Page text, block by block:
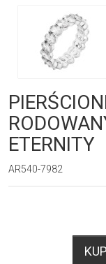
ETERNITY
AR540-7982